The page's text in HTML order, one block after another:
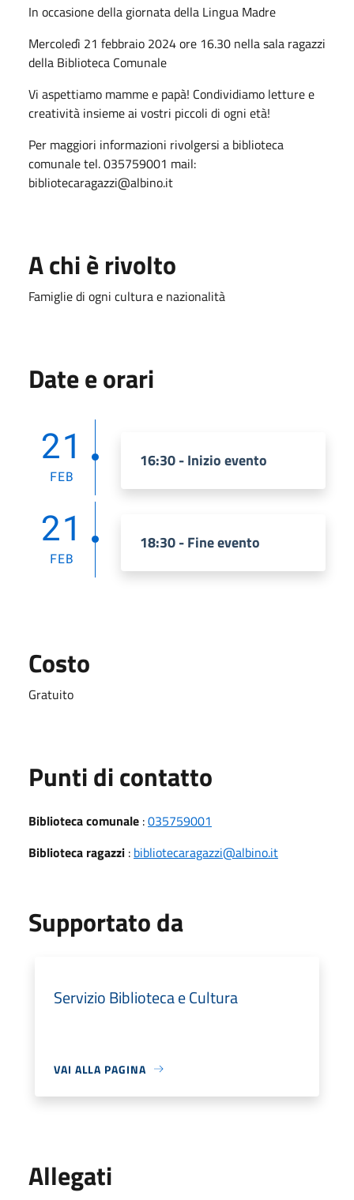
In occasione della giornata della Lingua Madre
Mercoledì 21 febbraio 2024 ore 16.30 nella sala ragazzi
della Biblioteca Comunale
Vi aspettiamo mamme e papà! Condividiamo letture e
creatività insieme ai vostri piccoli di ogni età!
Per maggiori informazioni rivolgersi a biblioteca
comunale tel. 035759001 mail:
bibliotecaragazzi@albino.it
A chi è rivolto
Famiglie di ogni cultura e nazionalità
Date e orari
21
FEB
16:30 - Inizio evento
21
FEB
18:30 - Fine evento
Costo
Gratuito
Punti di contatto
Biblioteca comunale :035759001
Biblioteca ragazzi : bibliotecaragazzi@albino.it
Supportato da
Servizio Biblioteca e Cultura
VAI ALLA PAGINA
Allegati